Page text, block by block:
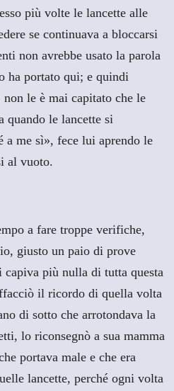
più volte le lancette alle
se continuava a bloccarsi
non avrebbe usato la parola
ha portato qui; e quindi
le è mai capitato che le
quando le lancette si
a me sì», fece lui aprendo le
al vuoto.
a fare troppe verifiche,
giusto un paio di prove
più nulla di tutta questa
il ricordo di quella volta
di sotto che arrotondava la
lo riconsegnò a sua mamma
portava male e che era
lancette, perché ogni volta